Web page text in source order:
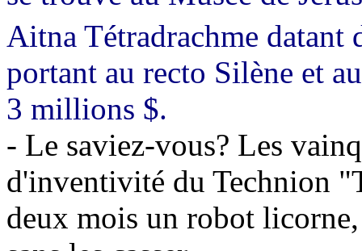
Aitna Tétradrachme datant
portant au recto Silène et
3 millions $.
- Le saviez-vous? Les
d'inventivité du Technion
deux mois un robot